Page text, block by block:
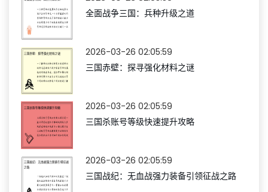
全面战争三国：兵种升级之道
2026-03-26 02:05:59
三国赤壁：探寻强化材料之谜
2026-03-26 02:05:59
三国杀账号等级快速提升攻略
2026-03-26 02:05:59
三国战纪：无血战强力装备引领征战之路